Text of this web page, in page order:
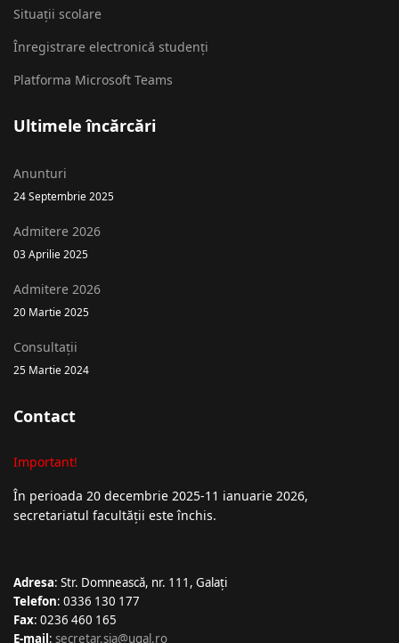
Situații scolare
Înregistrare electronică studenți
Platforma Microsoft Teams
Ultimele încărcări
Anunturi
24 Septembrie 2025
Admitere 2026
03 Aprilie 2025
Admitere 2026
20 Martie 2025
Consultații
25 Martie 2024
Contact
Important!
În perioada 20 decembrie 2025-11 ianuarie 2026,
secretariatul facultății este închis.
Adresa: Str. Domnească, nr. 111, Galați
Telefon: 0336 130 177
Fax: 0236 460 165
E-mail: secretar.sia@ugal.ro